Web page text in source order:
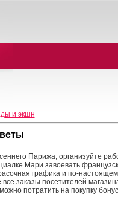
и экшн
Парижа, организуйте
Мари завоевать
графика и по-
заказы посетителей
потратить на покупку